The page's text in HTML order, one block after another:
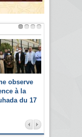
observe
à la
du 17